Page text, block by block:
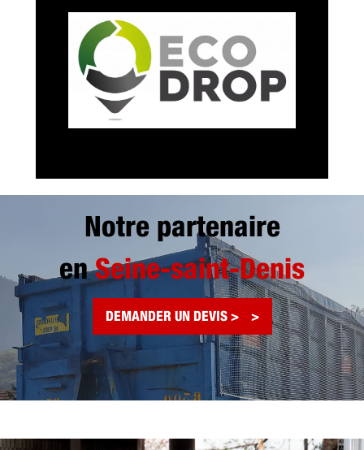
Notre partenaire
enSeine-saint-Denis
DEMANDER UN DEVIS >